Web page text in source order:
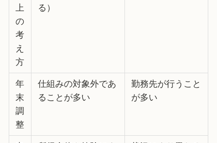
上
の
考
え
方
る）
年
末
調
整
仕組みの対象外であ
ることが多い
勤務先が行うこと
が多い